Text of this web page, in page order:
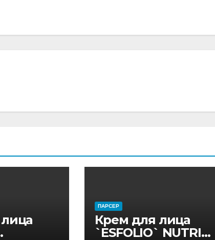
ПАРСЕР
Крем для лица
`ESFOLIO` NUTRI